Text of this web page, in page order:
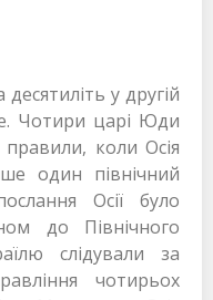
у другій
Чотири царі Юди
правили, коли Осія
один північний
Осії було
до Північного
слідували за
чотирьох